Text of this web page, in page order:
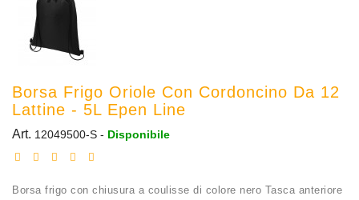
Borsa Frigo Oriole Con Cordoncino Da 12
Lattine - 5L Epen Line
Art. 12049500-S - Disponibile
Borsa frigo con chiusura a coulisse di colore nero Tasca anteriore